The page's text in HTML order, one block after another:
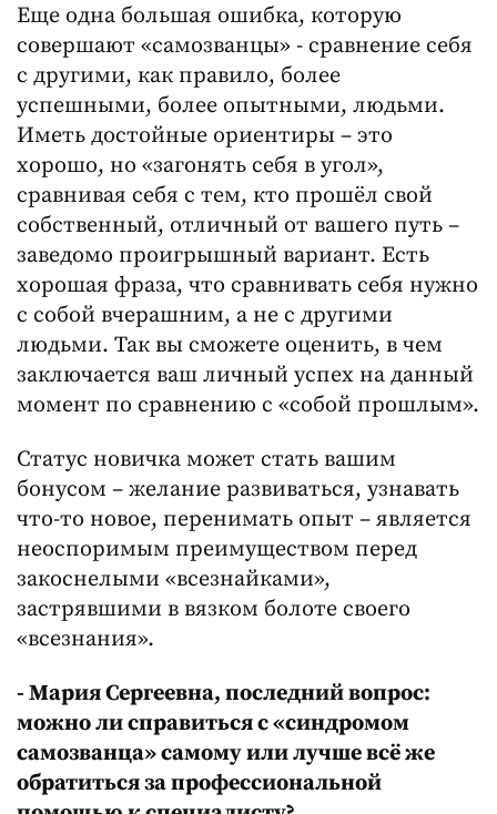
Еще одна большая ошибка, которую
совершают «самозванцы» - сравнение себя
с другими, как правило, более
успешными, более опытными, людьми.
Иметь достойные ориентиры – это
хорошо, но «загонять себя в угол»,
сравнивая себя с тем, кто прошёл свой
собственный, отличный от вашего путь –
заведомо проигрышный вариант. Есть
хорошая фраза, что сравнивать себя нужно
с собой вчерашним, а не с другими
людьми. Так вы сможете оценить, в чем
заключается ваш личный успех на данный
момент по сравнению с «собой прошлым».
Статус новичка может стать вашим
бонусом – желание развиваться, узнавать
что-то новое, перенимать опыт – является
неоспоримым преимуществом перед
закоснелыми «всезнайками»,
застрявшими в вязком болоте своего
«всезнания».
- Мария Сергеевна, последний вопрос:
можно ли справиться с «синдромом
самозванца» самому или лучше всё же
обратиться за профессиональной